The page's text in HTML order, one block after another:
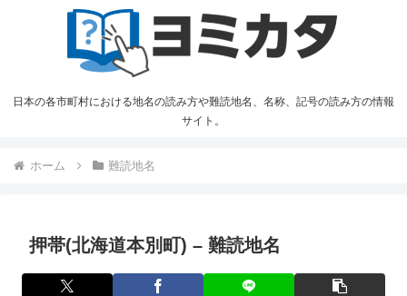
日本の各市町村における地名の読み方や難読地名、名称、記号の読み方の情報
サイト。
ホーム 難読地名
押帯(北海道本別町) – 難読地名